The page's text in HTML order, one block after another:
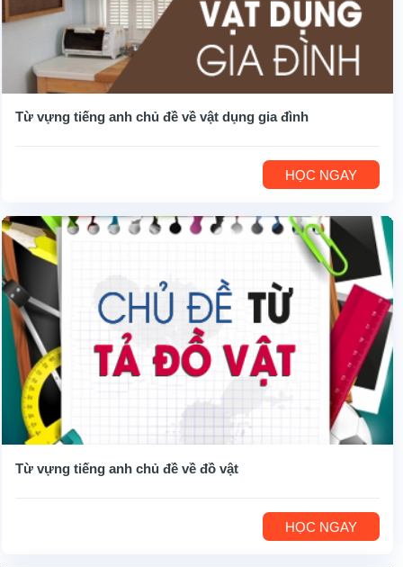
Từ vựng tiếng anh chủ đề về vật dụng gia đình
HỌC NGAY
Từ vựng tiếng anh chủ đề về đồ vật
HỌC NGAY